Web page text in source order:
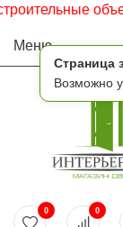
Страница
Возможно
объекты.
Меню
0 0